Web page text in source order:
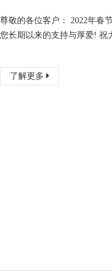
尊敬的各位客户： 2022年春
您长期以来的支持与厚爱! 祝
了解更多